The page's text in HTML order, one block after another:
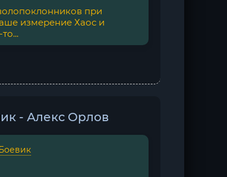
при
измерение Хаос и
- Алекс Орлов